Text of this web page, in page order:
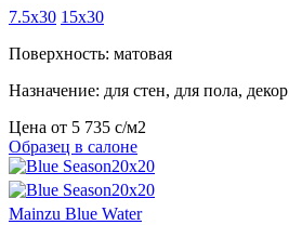
7.5x30 15x30
Поверхность: матовая
Назначение: для стен, для пола, декор
Цена от 5 735 c/м2
Образец в салоне
Mainzu Blue Water